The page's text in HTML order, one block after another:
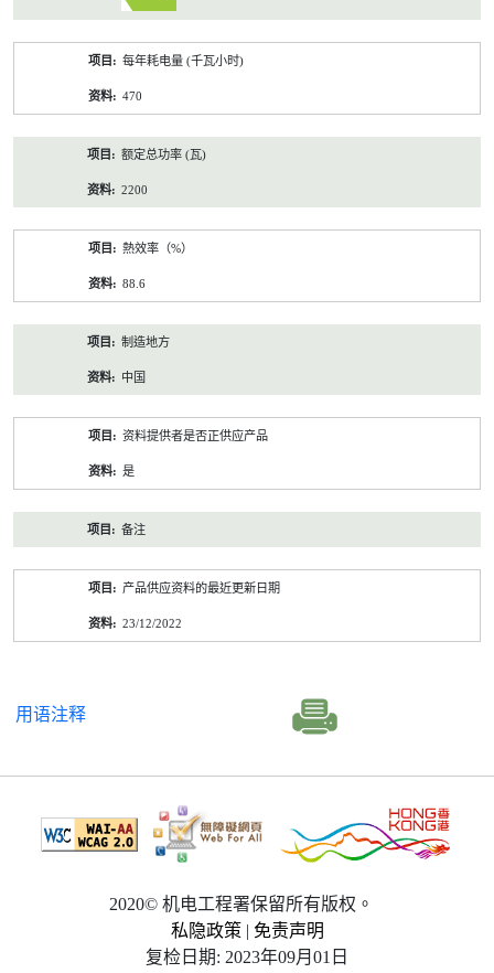
每年耗电量 (千瓦小时)
470
额定总功率 (瓦)
2200
熱效率（%）
88.6
制造地方
中国
资料提供者是否正供应产品
是
备注
产品供应资料的最近更新日期
23/12/2022
用语注释
2020© 机电工程署保留所有版权。
私隐政策 | 免责声明
复检日期: 2023年09月01日